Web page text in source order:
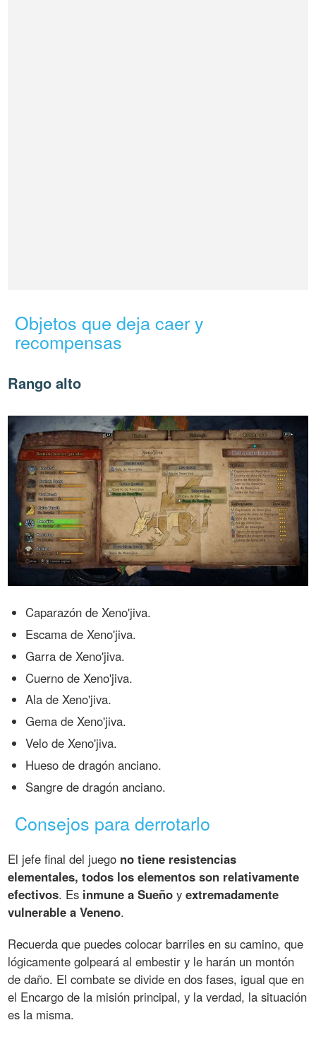
Objetos que deja caer y
recompensas
Rango alto
Caparazón de Xeno'jiva.
Escama de Xeno'jiva.
Garra de Xeno'jiva.
Cuerno de Xeno'jiva.
Ala de Xeno'jiva.
Gema de Xeno'jiva.
Velo de Xeno'jiva.
Hueso de dragón anciano.
Sangre de dragón anciano.
Consejos para derrotarlo
El jefe final del juego no tiene resistencias
elementales, todos los elementos son relativamente
efectivos. Es inmune a Sueño yextremadamente
vulnerable a Veneno.
Recuerda que puedes colocar barriles en su camino, que
lógicamente golpeará al embestir y le harán un montón
de daño. El combate se divide en dos fases, igual que en
el Encargo de la misión principal, y la verdad, la situación
es la misma.